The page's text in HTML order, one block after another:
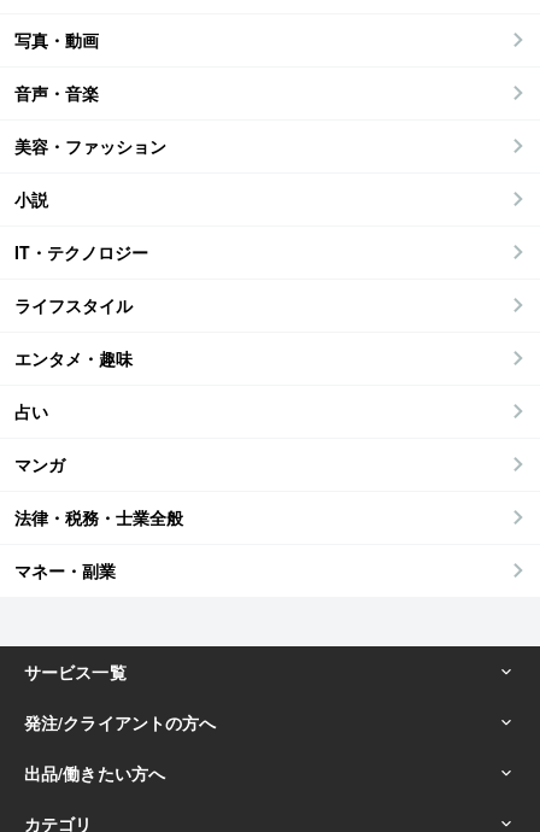
写真・動画
音声・音楽
美容・ファッション
小説
IT・テクノロジー
ライフスタイル
エンタメ・趣味
占い
マンガ
法律・税務・士業全般
マネー・副業